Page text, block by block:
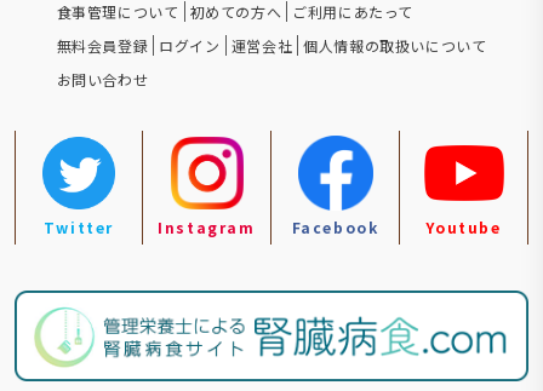
食事管理について
初めての方へ
ご利用にあたって
無料会員登録 ログイン 運営会社 個人情報の取扱いについて
お問い合わせ
Twitter Instagram Facebook Youtube